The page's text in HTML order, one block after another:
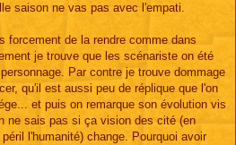
saison ne vas pas avec l'empati.
forcement de la rendre comme dans
je trouve que les scénariste on été
Par contre je trouve dommage
qu'il est aussi peu de réplique que l'on
et puis on remarque son évolution vis
ne sais pas si ça vision des cité (en
l'humanité) change. Pourquoi avoir